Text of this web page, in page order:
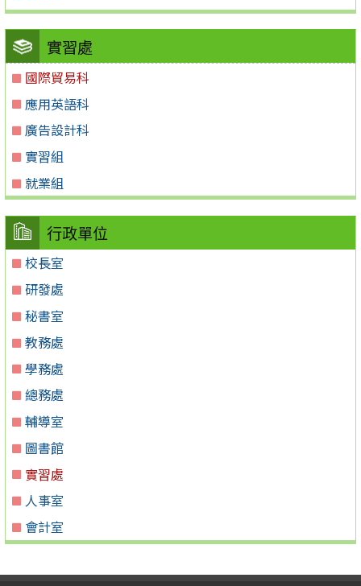
實習處
國際貿易科
應用英語科
廣告設計科
實習組
就業組
行政單位
校長室
研發處
秘書室
教務處
學務處
總務處
輔導室
圖書館
實習處
人事室
會計室